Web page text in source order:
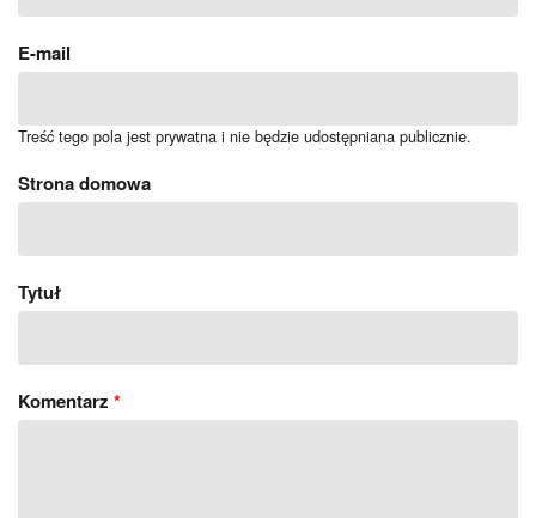
E-mail
Treść tego pola jest prywatna i nie będzie udostępniana publicznie.
Strona domowa
Tytuł
Komentarz *